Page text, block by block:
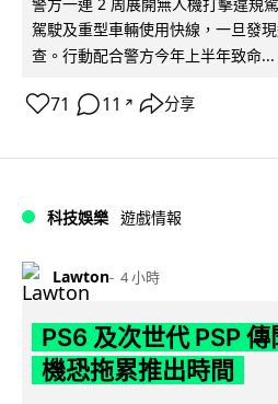
駕駛及重型車輛使用快線，一旦發
查。行動配合警方今年上半年致命...
71 11 ↗ 分享
科技娛樂 遊戲情報
Lawton 4 小時
PS6 及次世代 PSP
機恐拖累推出時間